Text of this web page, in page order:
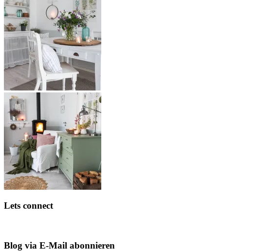
Lets connect
Blog via E-Mail abonnieren